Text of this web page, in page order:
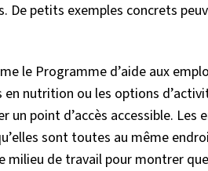
De petits exemples concrets
le Programme d’aide aux
en nutrition ou les options
un point d’accès accessible. Les
sont toutes au même
milieu de travail pour montrer